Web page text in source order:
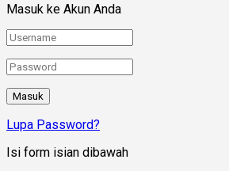
Masuk ke Akun Anda
Lupa Password?
Isi form isian dibawah